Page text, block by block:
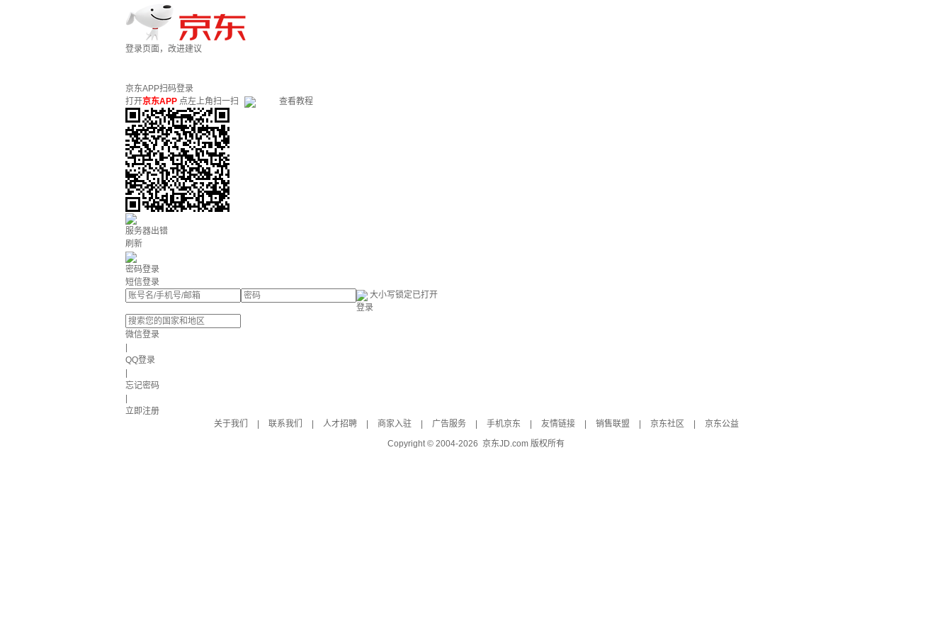
登录页面，改进建议
京东APP扫码登录
打开京东APP 点左上角扫一扫 查看教程
服务器出错
刷新
密码登录
短信登录
大小写锁定已打开
登录
微信登录
QQ登录
忘记密码
立即注册
关于我们
联系我们 人才招聘 商家入驻 广告服务 手机京东 友情链接 销售联盟 京东社区
京东公益
Copyright © 2004-2026 京东JD.com 版权所有